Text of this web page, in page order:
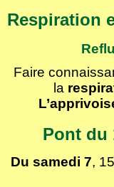
Respiration
Faire
la
Pont du
Du samedi 7,